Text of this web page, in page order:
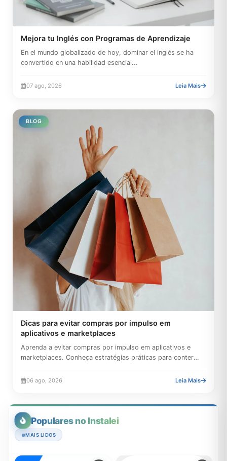
Mejora tu Inglés con Programas de Aprendizaje
En el mundo globalizado de hoy, dominar el inglés se ha
convertido en una habilidad esencial...
07 ago, 2026 Leia Mais
BLOG
Dicas para evitar compras por impulso em
aplicativos e marketplaces
Aprenda a evitar compras por impulso em aplicativos e
marketplaces. Conheça estratégias práticas para conter
06 ago, 2026 Leia Mais
Populares no Instalei
MAIS LIDOS